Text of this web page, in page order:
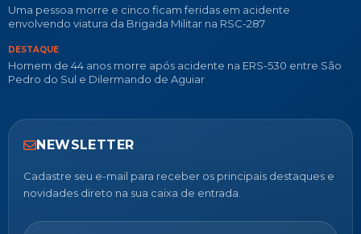
Uma pessoa morre e cinco ficam feridas em acidente
envolvendo viatura da Brigada Militar na RSC-287
DESTAQUE
Homem de 44 anos morre após acidente na ERS-530 entre São
Pedro do Sul e Dilermando de Aguiar
NEWSLETTER
Cadastre seu e-mail para receber os principais destaques e
novidades direto na sua caixa de entrada.